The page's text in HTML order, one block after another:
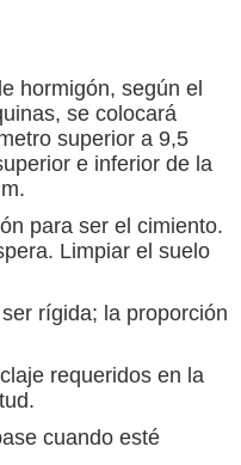
hormigón, según el
se colocará
superior a 9,5
e inferior de la
para ser el cimiento.
Limpiar el suelo
rígida; la proporción
requeridos en la
cuando esté